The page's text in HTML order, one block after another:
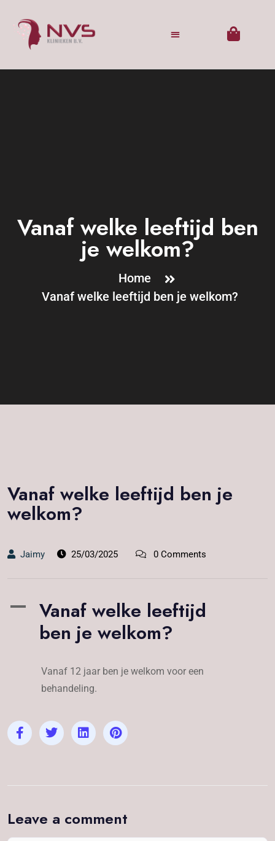
Vanaf welke leeftijd ben
je welkom?
Home
Vanaf welke leeftijd ben je welkom?
Vanaf welke leeftijd ben je
welkom?
Jaimy 25/03/2025 0 Comments
A
Vanaf welke leeftijd
ben je welkom?
Vanaf 12 jaar ben je welkom voor een
behandeling.
Leave a comment